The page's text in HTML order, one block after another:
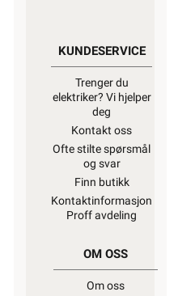
KUNDESERVICE
Trenger du
elektriker? Vi hjelper
deg
Kontakt oss
Ofte stilte spørsmål
og svar
Finn butikk
Kontaktinformasjon
Proff avdeling
OM OSS
Om oss